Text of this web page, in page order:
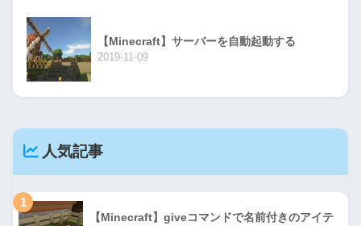
【Minecraft】サーバーを自動起動する
2019-11-09
人気記事
1
【Minecraft】giveコマンドで名前付きのアイテ